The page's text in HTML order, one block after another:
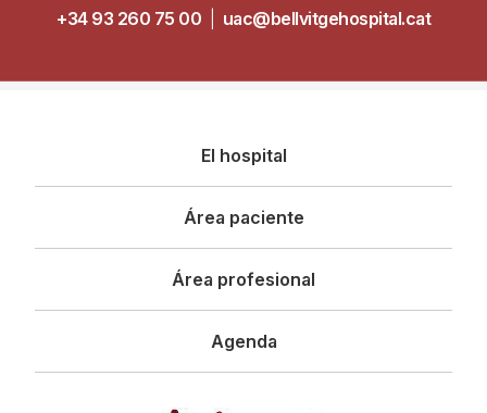
+34 93 260 75 00
uac@bellvitgehospital.cat
principal
El hospital
Área paciente
Área profesional
Agenda